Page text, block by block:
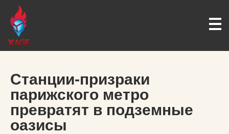
Станции-призраки
парижского метро
превратят в подземные
оазисы